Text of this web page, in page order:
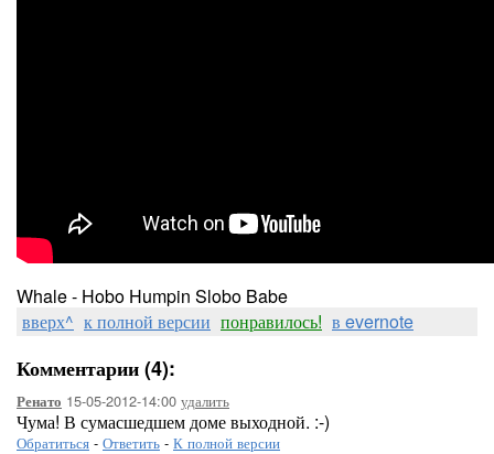
Whale - Hobo Humpin Slobo Babe
вверх^ к полной версии понравилось! в evernote
Комментарии (4):
Ренато 15-05-2012-14:00 удалить
Чума! В сумасшедшем доме выходной. :-)
Обратиться - Ответить - К полной версии